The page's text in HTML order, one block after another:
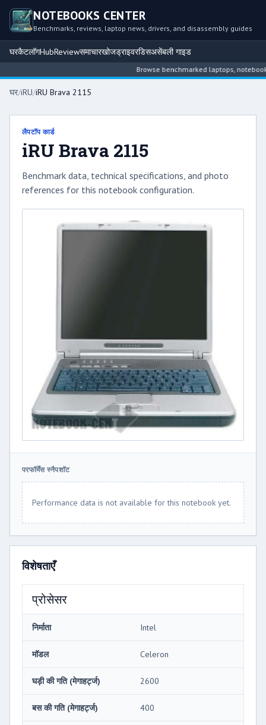
NOTEBOOKS CENTER
Benchmarks, reviews, laptop news, drivers, and disassembly guides
घरकैटलॉगHubReviewसमाचारखोजड्राइवरडिसअसेंबली गाइड
Browse benchmarked laptops,
घर/iRU/iRU Brava 2115
लैपटॉप कार्ड
iRU Brava 2115
Benchmark data, technical specifications, and photo
references for this notebook configuration.
परफॉर्मेंस स्नैपशॉट
Performance data is not available for this notebook yet.
विशेषताएँ
प्रोसेसर
निर्माता Intel
मॉडल Celeron
घड़ी की गति (मेगाहर्ट्ज) 2600
बस की गति (मेगाहर्ट्ज) 400